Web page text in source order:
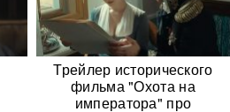
Трейлер исторического
фильма "Охота на
императора" про